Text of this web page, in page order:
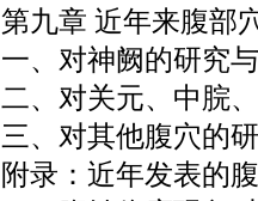
第九章 近年来腹部
一、对神阙的研究
二、对关元、中脘
三、对其他腹穴的
附录：近年发表的